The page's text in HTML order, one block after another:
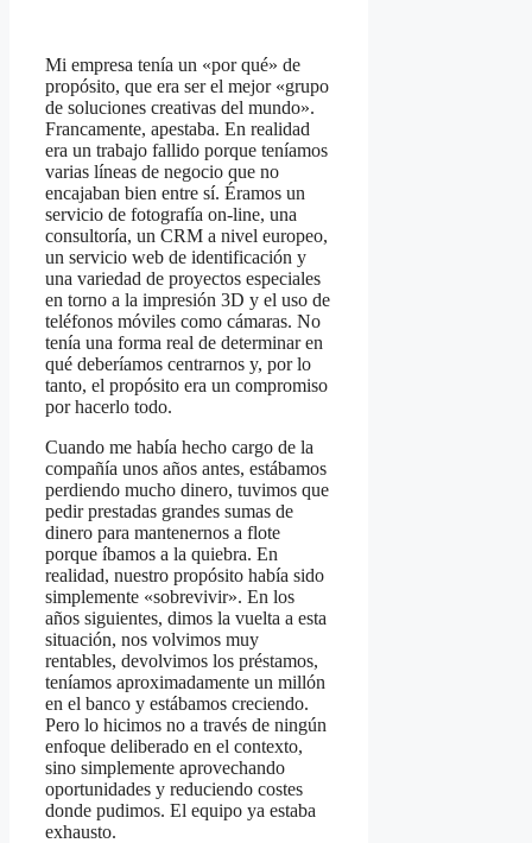
Mi empresa tenía un «por qué» de
propósito, que era ser el mejor «grupo
de soluciones creativas del mundo».
Francamente, apestaba. En realidad
era un trabajo fallido porque teníamos
varias líneas de negocio que no
encajaban bien entre sí. Éramos un
servicio de fotografía on-line, una
consultoría, un CRM a nivel europeo,
un servicio web de identificación y
una variedad de proyectos especiales
en torno a la impresión 3D y el uso de
teléfonos móviles como cámaras. No
tenía una forma real de determinar en
qué deberíamos centrarnos y, por lo
tanto, el propósito era un compromiso
por hacerlo todo.
Cuando me había hecho cargo de la
compañía unos años antes, estábamos
perdiendo mucho dinero, tuvimos que
pedir prestadas grandes sumas de
dinero para mantenernos a flote
porque íbamos a la quiebra. En
realidad, nuestro propósito había sido
simplemente «sobrevivir». En los
años siguientes, dimos la vuelta a esta
situación, nos volvimos muy
rentables, devolvimos los préstamos,
teníamos aproximadamente un millón
en el banco y estábamos creciendo.
Pero lo hicimos no a través de ningún
enfoque deliberado en el contexto,
sino simplemente aprovechando
oportunidades y reduciendo costes
donde pudimos. El equipo ya estaba
exhausto.